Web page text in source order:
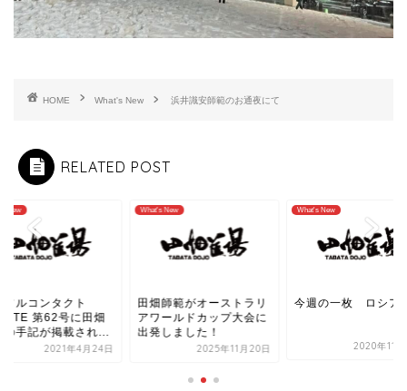
HOME What's New 浜井識安師範のお通夜にて
RELATED POST
New
フルコンタクト
第62号に田畑
の手記が掲載され...
2021年4月24日
What's New
田畑師範がオーストラリ
アワールドカップ大会に
出発しました！
2025年11月20日
What's New
今週の一枚 ロシア
2020年11